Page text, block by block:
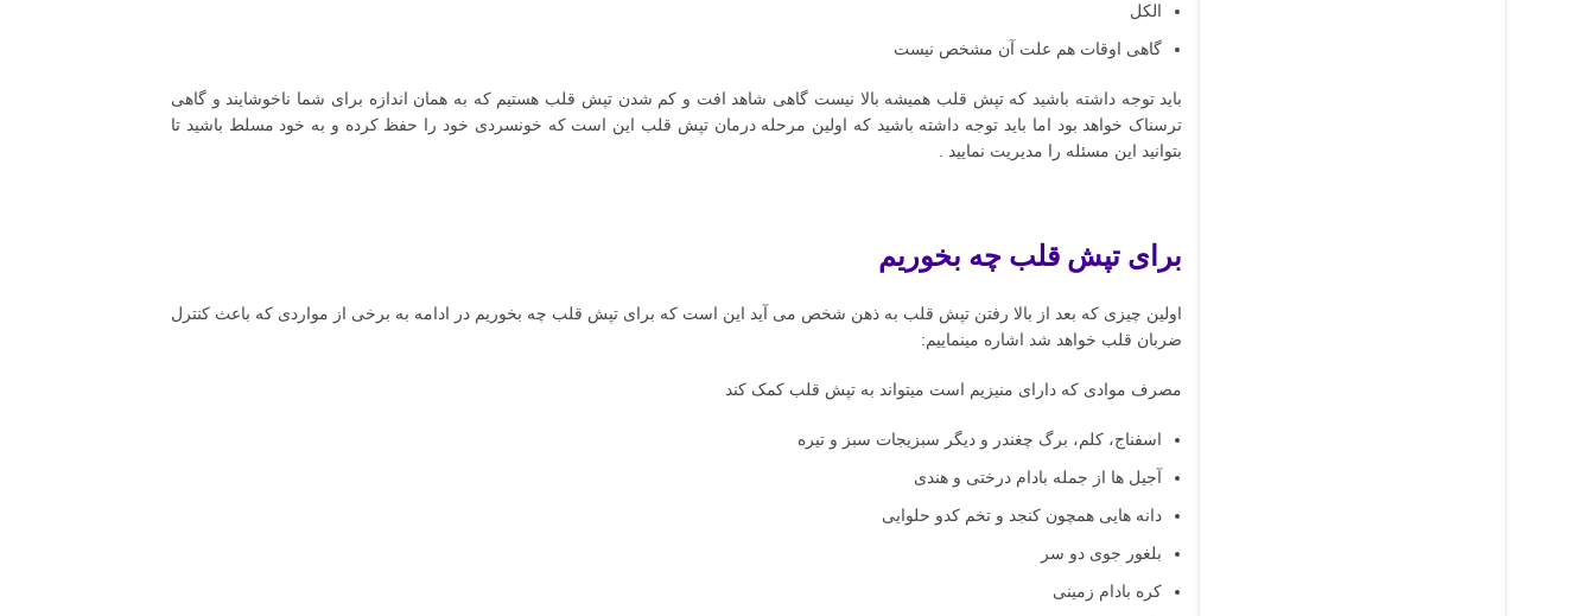
الکل
گاهی اوقات هم علت آن مشخص نیست
باید توجه داشته باشید که تپش قلب همیشه بالا نیست گاهی شاهد افت و کم شدن تپش قلب هستیم که به همان اندازه برای شما ناخوشایند و گاهی
ترسناک خواهد بود اما باید توجه داشته باشید که اولین مرحله درمان تپش قلب این است که خونسردی خود را حفظ کرده و به خود مسلط باشید تا
بتوانید این مسئله را مدیریت نمایید .
برای تپش قلب چه بخوریم
اولین چیزی که بعد از بالا رفتن تپش قلب به ذهن شخص می آید این است که برای تپش قلب چه بخوریم در ادامه به برخی از مواردی که باعث کنترل
ضربان قلب خواهد شد اشاره مینماییم:
مصرف موادی که دارای منیزیم است میتواند به تپش قلب کمک کند
اسفناج، کلم، برگ چغندر و دیگر سبزیجات سبز و تیره
آجیل ها از جمله بادام درختی و هندی
دانه هایی همچون کنجد و تخم کدو حلوایی
بلغور جوی دو سر
کره بادام زمینی